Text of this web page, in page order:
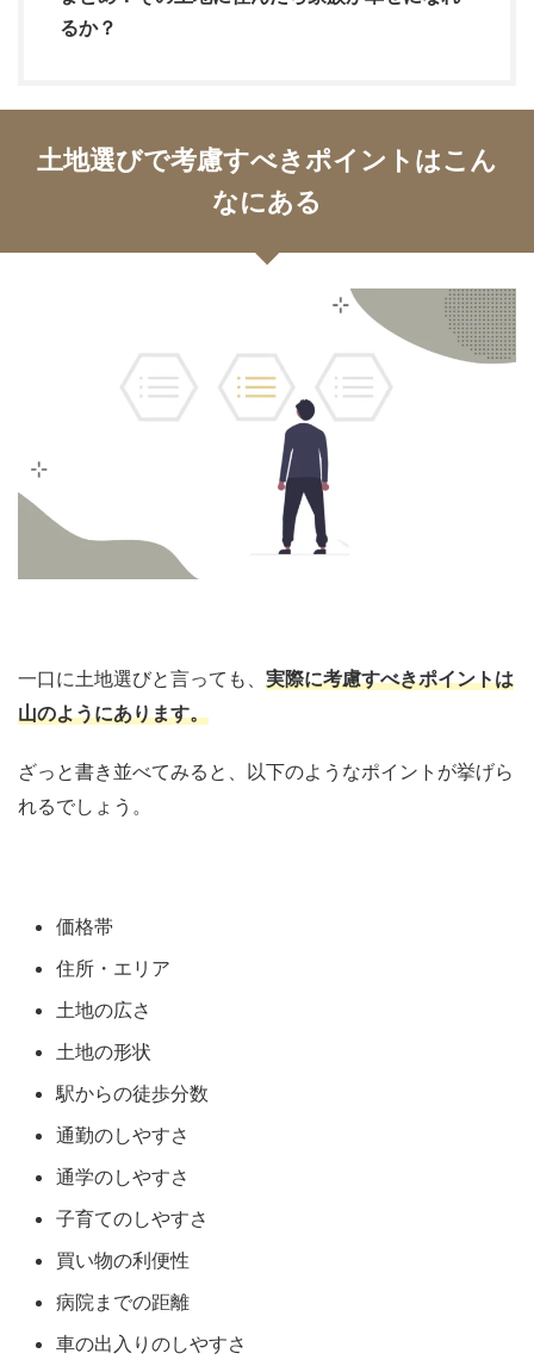
るか？
土地選びで考慮すべきポイントはこん
なにある
一口に土地選びと言っても、 実際に考慮すべきポイントは
山のようにあります。
ざっと書き並べてみると、以下のようなポイントが挙げら
れるでしょう。
価格帯
住所・エリア
土地の広さ
土地の形状
駅からの徒歩分数
通勤のしやすさ
通学のしやすさ
子育てのしやすさ
買い物の利便性
病院までの距離
車の出入りのしやすさ